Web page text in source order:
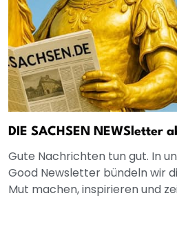
DIE SACHSEN NEWSletter
Gute Nachrichten tun gut. In
Good Newsletter bündeln wir
Mut machen, inspirieren und